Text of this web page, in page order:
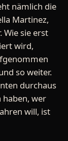
nämlich die
Martinez,
Wie sie erst
wird,
so weiter.
durchaus
haben, wer
will, ist